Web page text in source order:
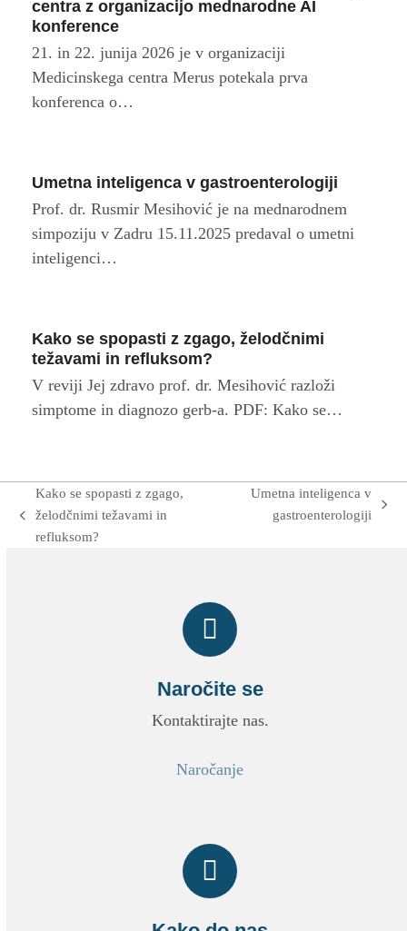
centra z organizacijo mednarodne AI
konference
21. in 22. junija 2026 je v organizaciji
Medicinskega centra Merus potekala prva
konferenca o…
Umetna inteligenca v gastroenterologiji
Prof. dr. Rusmir Mesihović je na mednarodnem
simpoziju v Zadru 15.11.2025 predaval o umetni
inteligenci…
Kako se spopasti z zgago, želodčnimi
težavami in refluksom?
V reviji Jej zdravo prof. dr. Mesihović razloži
simptome in diagnozo gerb-a. PDF: Kako se…
Kako se spopasti z zgago,
želodčnimi težavami in
refluksom?
Umetna inteligenca v
gastroenterologiji
Naročite se
Kontaktirajte nas.
Naročanje